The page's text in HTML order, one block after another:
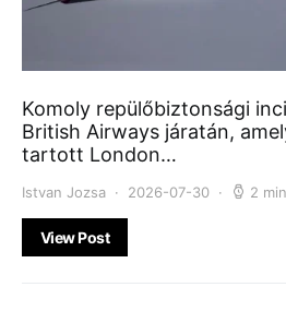
Komoly repülőbiztonsági
British Airways járatán,
tartott London…
Istvan Jozsa 2026-07-30 2
View Post